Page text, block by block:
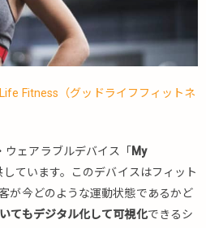
Fitness（グッドライフフィットネ
ェアラブルデバイス「 My
しています。このデバイスはフィット
が今どのような運動状態であるかど
てもデジタル化して可視化できるシ